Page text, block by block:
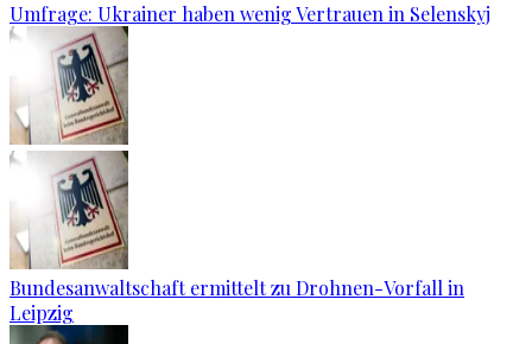
Umfrage: Ukrainer haben wenig Vertrauen in Selenskyj
Bundesanwaltschaft ermittelt zu Drohnen-Vorfall in
Leipzig